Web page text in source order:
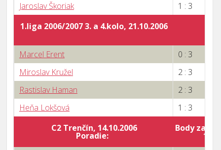
Jaroslav Škoriak
1 : 3
1.liga 2006/2007 3. a 4.kolo, 21.10.2006
Marcel Erent
0 : 3
Miroslav Kružel
2 : 3
Rastislav Haman
2 : 3
Heňa Lokšová
1 : 3
C2 Trenčín, 14.10.2006
Poradie:
Body za
15